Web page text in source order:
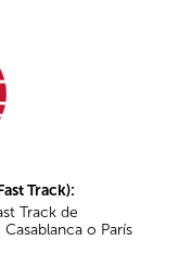
Track):
Track de
o París